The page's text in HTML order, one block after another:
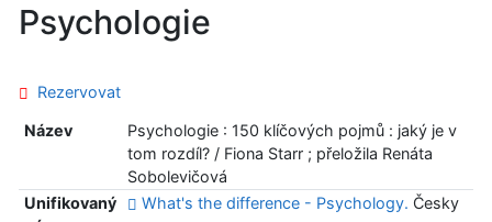
Psychologie
Rezervovat
Název
Psychologie : 150 klíčových pojmů : jaký je v
tom rozdíl? / Fiona Starr ; přeložila Renáta
Sobolevičová
Unifikovaný
What's the difference - Psychology. Česky